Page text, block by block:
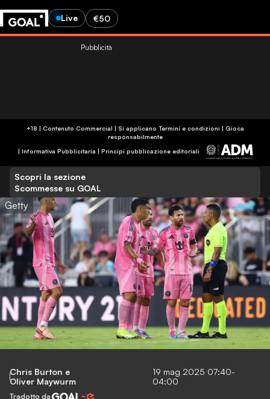
Live €50
Pubblicità
+18 | Contenuto Commercial | Si applicano Termini e condizioni | Gioca
responsabilmente
| Informativa Pubblicitaria | Principi pubblicazione editoriali
Scopri la sezione
Scommesse su GOAL
Getty
Chris Burton e
Oliver Maywurm
19 mag 2025 07:40-
04:00
Tradotto da